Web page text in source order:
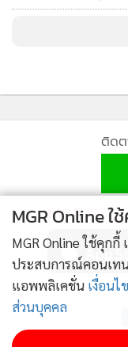
ติดต
MGR
MGR Online ใ
MGR Online ใช้คุก
ประสบการณ์คอนเท
แอพพลิเคชั่น เงื่อนไ
ส่วนบุคคล